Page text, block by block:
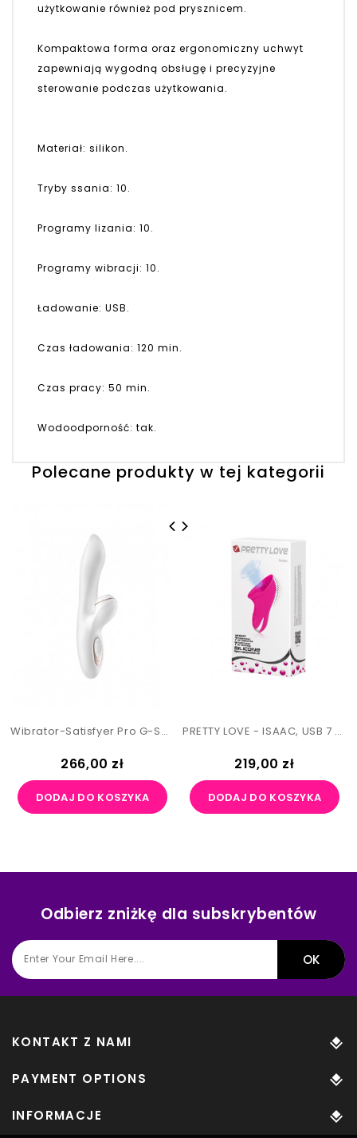
użytkowanie również pod prysznicem.
Kompaktowa forma oraz ergonomiczny uchwyt
zapewniają wygodną obsługę i precyzyjne
sterowanie podczas użytkowania.
Materiał: silikon.
Tryby ssania: 10.
Programy lizania: 10.
Programy wibracji: 10.
Ładowanie: USB.
Czas ładowania: 120 min.
Czas pracy: 50 min.
Wodoodporność: tak.
Polecane produkty w tej kategorii
Wibrator-Satisfyer Pro G-Spot Rabbit
Cena
266,00 zł
DODAJ DO KOSZYKA
PRETTY LOVE - ISAAC, USB 7 Sucking 7 Vibration
Cena
219,00 zł
DODAJ DO KOSZYKA
Odbierz zniżkę dla subskrybentów
KONTAKT Z NAMI
PAYMENT OPTIONS
INFORMACJE